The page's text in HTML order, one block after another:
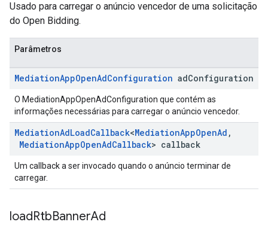
Usado para carregar o anúncio vencedor de uma solicitação
do Open Bidding.
Parâmetros
MediationAppOpenAdConfiguration adConfiguration
O MediationAppOpenAdConfiguration que contém as
informações necessárias para carregar o anúncio vencedor.
MediationAdLoadCallback<MediationAppOpenAd ,
MediationAppOpenAdCallback> callback
Um callback a ser invocado quando o anúncio terminar de
carregar.
loadRtbBannerAd